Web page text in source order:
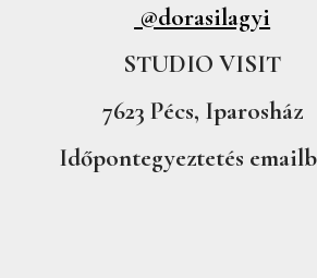
@dorasilagyi
STUDIO VISIT
7623 Pécs, Iparosház
Időpontegyeztetés